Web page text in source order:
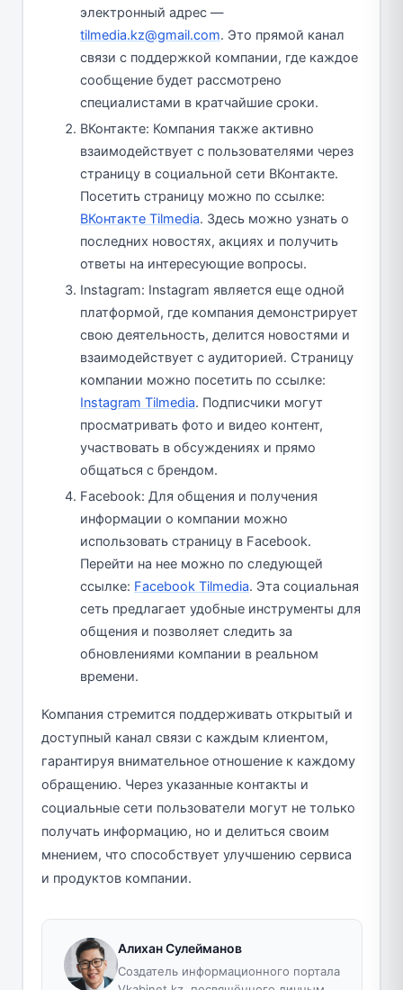
электронный адрес —
tilmedia.kz@gmail.com. Это прямой канал
связи с поддержкой компании, где каждое
сообщение будет рассмотрено
специалистами в кратчайшие сроки.
ВКонтакте: Компания также активно
взаимодействует с пользователями через
страницу в социальной сети ВКонтакте.
Посетить страницу можно по ссылке:
ВКонтакте Tilmedia. Здесь можно узнать о
последних новостях, акциях и получить
ответы на интересующие вопросы.
Instagram: Instagram является еще одной
платформой, где компания демонстрирует
свою деятельность, делится новостями и
взаимодействует с аудиторией. Страницу
компании можно посетить по ссылке:
Instagram Tilmedia. Подписчики могут
просматривать фото и видео контент,
участвовать в обсуждениях и прямо
общаться с брендом.
Facebook: Для общения и получения
информации о компании можно
использовать страницу в Facebook.
Перейти на нее можно по следующей
ссылке: Facebook Tilmedia. Эта социальная
сеть предлагает удобные инструменты для
общения и позволяет следить за
обновлениями компании в реальном
времени.
Компания стремится поддерживать открытый и
доступный канал связи с каждым клиентом,
гарантируя внимательное отношение к каждому
обращению. Через указанные контакты и
социальные сети пользователи могут не только
получать информацию, но и делиться своим
мнением, что способствует улучшению сервиса
и продуктов компании.
Алихан Сулейманов
Создатель информационного портала